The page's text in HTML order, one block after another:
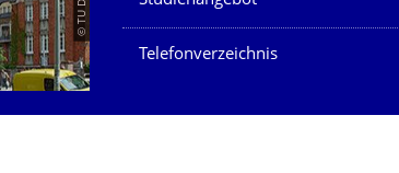
Telefonverzeichnis